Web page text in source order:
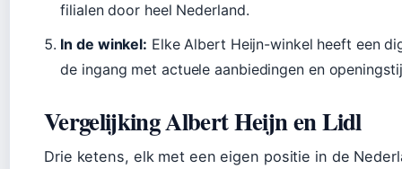
filialen door heel Nederland.
In de winkel: Elke Albert Heijn-winkel heeft een
de ingang met actuele aanbiedingen en
Vergelijking Albert Heijn en Lidl
Drie ketens, elk met een eigen positie in de